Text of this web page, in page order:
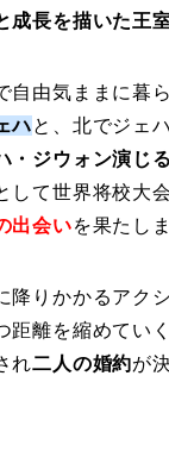
成長を描いた王
自由気ままに暮
ハと、北でジェ
・ジウォン演じる
して世界将校大
出会いを果たし
降りかかるアク
距離を縮めてい
れ二人の婚約が